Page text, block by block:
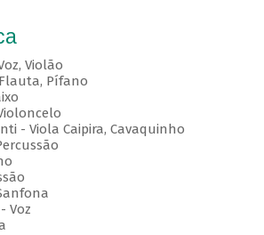
Violão
Pífano
- Viola Caipira, Cavaquinho
Voz